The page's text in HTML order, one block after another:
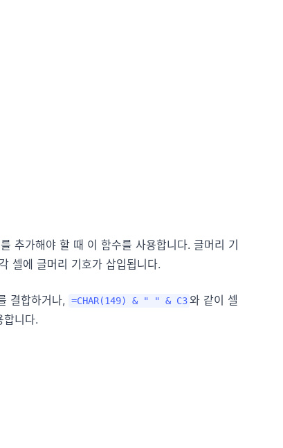
추가해야 할 때 이 함수를 사용합니다. 글머리 기
셀에 글머리 기호가 삽입됩니다.
결합하거나, =CHAR(149) & " " & C3 와 같이 셀
니다.